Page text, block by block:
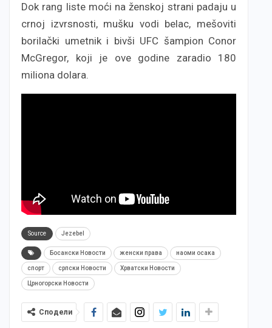
Dok rang liste moći na ženskoj strani padaju u
crnoj izvrsnosti, mušku vodi belac, mešoviti
borilački umetnik i bivši UFC šampion Conor
McGregor, koji je ove godine zaradio 180
miliona dolara.
Source Jezebel
Босански Новости женски права наоми осака
спорт српски Новости Хрватски Новости
Црногорски Новости
Сподели